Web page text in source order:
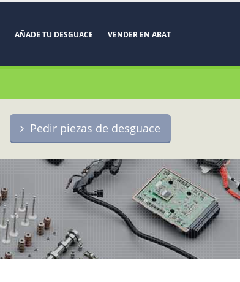
AÑADE TU DESGUACE VENDER EN ABAT
Pedir piezas de desguace